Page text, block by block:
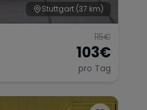
Stuttgart (37 km)
115€
103€
pro Tag